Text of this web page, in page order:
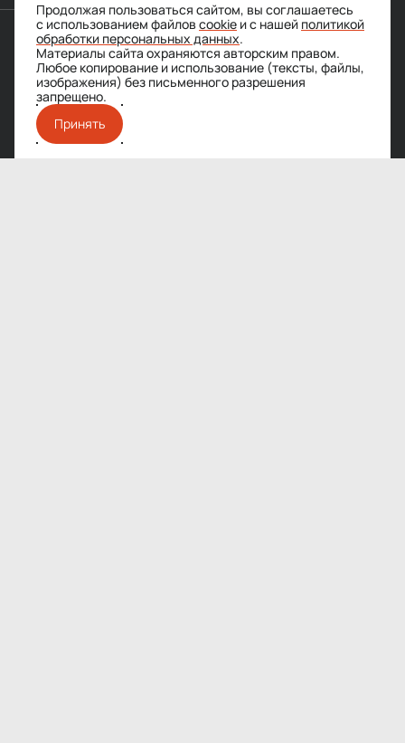
АДРЕС
Москва, ул. Вильгельма Пика, 11
ТЕЛЕФОН
+7 (499) 213-21-09
Продолжая пользоваться сайтом, вы соглашаетесь
с использованием файлов cookie и с нашей политикой
обработки персональных данных.
Материалы сайта охраняются авторским правом.
Любое копирование и использование (тексты, файлы,
изображения) без письменного разрешения
запрещено.
Принять